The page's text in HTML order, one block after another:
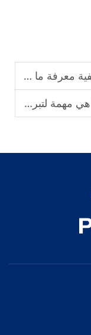
قابضك يعاني من عطل
لتبريد المحرك